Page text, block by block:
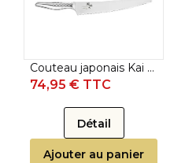
Couteau japonais Kai Seki Magoroku Shoso - Couteau à pain 21 cm
74,95 € TTC
Détail
Ajouter au panier